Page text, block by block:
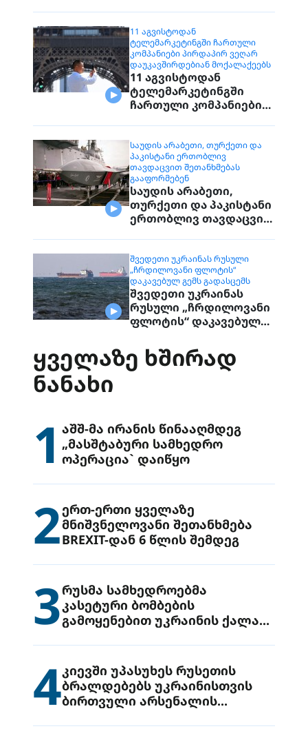
საერთოდ გაქრა
თურანული ვეფხვი
11 ᲐᲒᲕᲘᲡᲢᲝᲓᲐᲜ
ᲢᲔᲚᲔᲛᲐᲠᲙᲔᲢᲘᲜᲒᲨᲘ ᲩᲐᲠᲗᲣᲚᲘ
ᲙᲝᲛᲞᲐᲜᲘᲔᲑᲘ ᲞᲘᲠᲓᲐᲞᲘᲠ ᲕᲔᲦᲐᲠ
ᲓᲐᲣᲙᲐᲕᲨᲘᲠᲓᲔᲑᲘᲐᲜ ᲛᲝᲥᲐᲚᲐᲥᲔᲔᲑᲡ
11 აგვისტოდან
ტელემარკეტინგში
ჩართული კომპანიები
მოქალაქეებს
ᲡᲐᲣᲓᲘᲡ ᲐᲠᲐᲑᲔᲗᲘ, ᲗᲣᲠᲥᲔᲗᲘ ᲓᲐ
ᲞᲐᲙᲘᲡᲢᲐᲜᲘ ᲔᲠᲗᲝᲑᲚᲘᲕ
ᲗᲐᲕᲓᲐᲪᲕᲘᲗ ᲨᲔᲗᲐᲜᲮᲛᲔᲑᲐᲡ
ᲒᲐᲐᲤᲝᲠᲛᲔᲑᲔᲜ
საუდის არაბეთი,
თურქეთი და პაკისტანი
ერთობლივ თავდაცვით
ᲨᲕᲔᲓᲔᲗᲘ ᲣᲙᲠᲐᲘᲜᲐᲡ ᲠᲣᲡᲣᲚᲘ
„ᲩᲠᲓᲘᲚᲝᲕᲐᲜᲘ ᲤᲚᲝᲢᲘᲡ“
ᲓᲐᲙᲐᲕᲔᲑᲣᲚ ᲒᲔᲛᲡ ᲒᲐᲓᲐᲡᲪᲔᲛᲡ
შვედეთი უკრაინას
რუსული „ჩრდილოვანი
ფლოტის“ დაკავებულ
ᲧᲕᲔᲚᲐᲖᲔ ᲮᲨᲘᲠᲐᲓ
ᲜᲐᲜᲐᲮᲘ
1 აშშ-მა ირანის წინააღმდეგ
„მასშტაბური სამხედრო
ოპერაცია` დაიწყო
2ერთ-ერთი ყველაზე
მნიშვნელოვანი შეთანხმება
BREXIT-დან 6 წლის შემდეგ
3რუსმა სამხედროებმა
კასეტური ბომბების
გამოყენებით უკრაინის ქალაქ
4კიევში უპასუხეს რუსეთის
ბრალდებებს უკრაინისთვის
ბირთვული არსენალის